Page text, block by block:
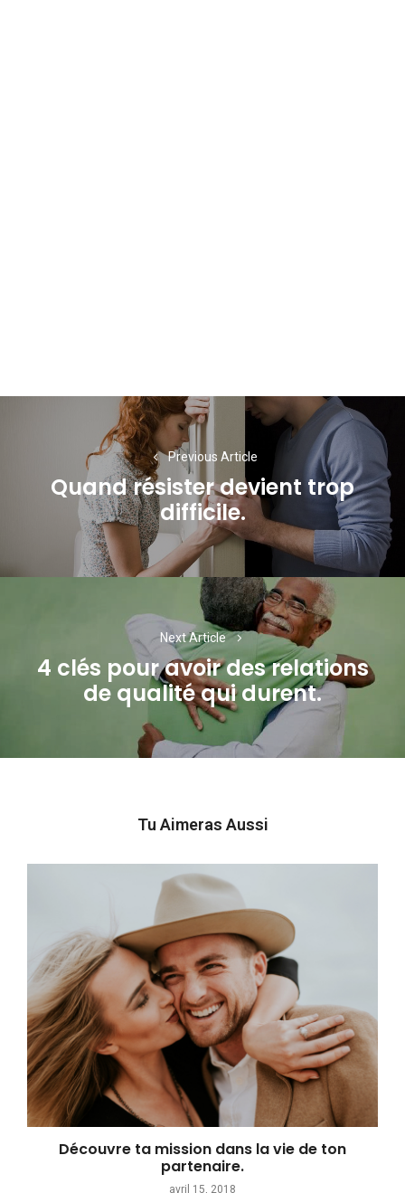
Navigation
l’article
Previous Article
Previous
post:
Quand résister devient trop
difficile.
Next Article
Next
post:
4 clés pour avoir des relations
de qualité qui durent.
Tu Aimeras Aussi
Découvre ta mission dans la vie de ton
partenaire.
avril 15, 2018